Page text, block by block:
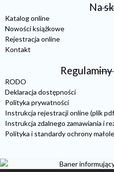
Na
Katalog online
Nowości książkowe
Rejestracja online
Kontakt
RODO
Deklaracja dostępności
Polityka prywatności
Instrukcja rejestracji online (plik
Instrukcja zdalnego zamawiania i
Polityka i standardy ochrony